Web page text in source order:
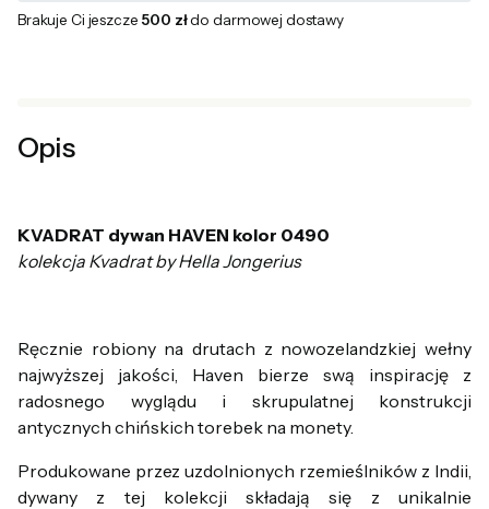
Brakuje Ci jeszcze 500 złdo darmowej dostawy
Opis
KVADRAT dywan HAVEN kolor 0490
kolekcja Kvadrat by Hella Jongerius
Ręcznie robiony na drutach z nowozelandzkiej wełny
najwyższej jakości, Haven bierze swą inspirację z
radosnego wyglądu i skrupulatnej konstrukcji
antycznych chińskich torebek na monety.
Produkowane przez uzdolnionych rzemieślników z Indii,
dywany z tej kolekcji składają się z unikalnie